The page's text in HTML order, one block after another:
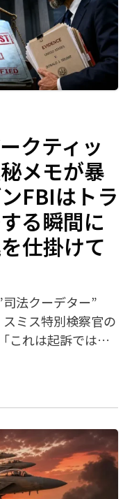
クティッ
メモが暴
FBIはトラ
る瞬間に
仕掛けて
司法クーデター”
ミス特別検察官の
れは起訴ではな